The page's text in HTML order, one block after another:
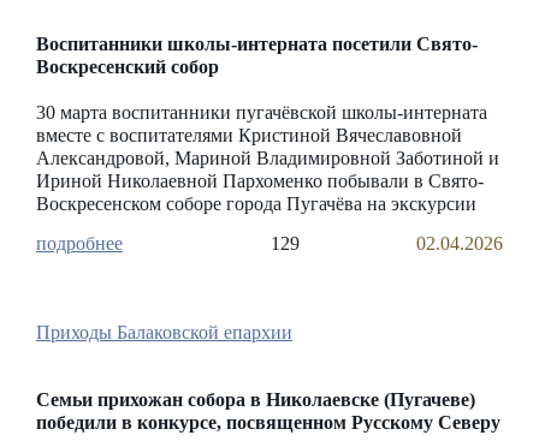
Воспитанники школы-интерната посетили Свято-
Воскресенский собор
30 марта воспитанники пугачёвской школы-интерната
вместе с воспитателями Кристиной Вячеславовной
Александровой, Мариной Владимировной Заботиной и
Ириной Николаевной Пархоменко побывали в Свято-
Воскресенском соборе города Пугачёва на экскурсии
129
02.04.2026
Приходы Балаковской епархии
Семьи прихожан собора в Николаевске (Пугачеве)
победили в конкурсе, посвященном Русскому Северу